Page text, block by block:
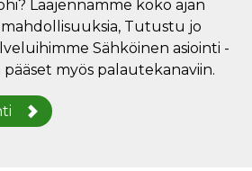
Laajennamme koko ajan
mahdollisuuksia, Tutustu jo
Sähköinen asiointi -
pääset myös palautekanaviin.